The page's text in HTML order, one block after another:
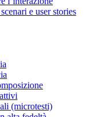
e user stories
(microtesti)